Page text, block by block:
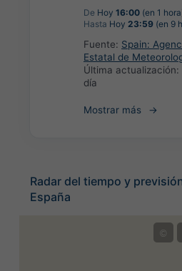
De Hoy 16:00 (en 1
Hasta Hoy 23:59 (en 9
Fuente: Spain:
Estatal de
Última actualización:
día
Mostrar más
Radar del tiempo y
España
©